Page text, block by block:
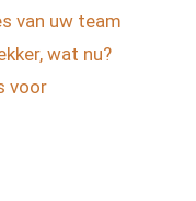
van uw team
wat nu?
voor